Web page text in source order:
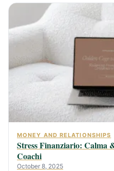
MONEY AND RELATIONSHIPS
Stress Finanziario: Calma
Coachi
October 8, 2025